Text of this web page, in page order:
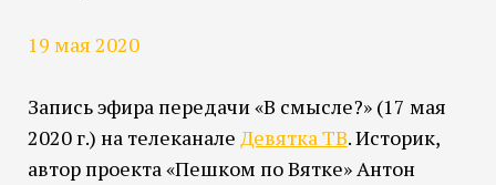
19 мая 2020
Запись эфира передачи «В смысле?» (17 мая
2020 г.) на телеканале Девятка ТВ. Историк,
автор проекта «Пешком по Вятке» Антон